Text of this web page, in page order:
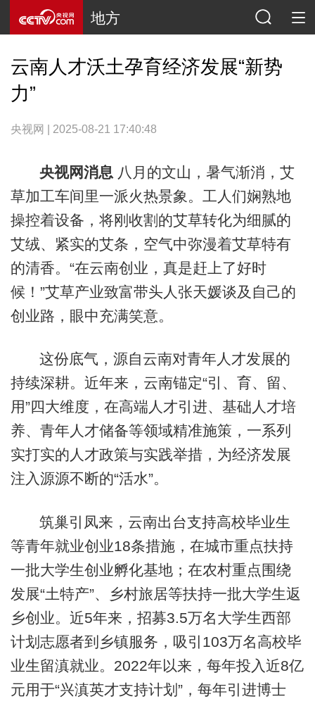
地方
云南人才沃土孕育经济发展“新势
力”
央视网 | 2025-08-21 17:40:48
央视网消息 八月的文山，暑气渐消，艾
草加工车间里一派火热景象。工人们娴熟地
操控着设备，将刚收割的艾草转化为细腻的
艾绒、紧实的艾条，空气中弥漫着艾草特有
的清香。“在云南创业，真是赶上了好时
候！”艾草产业致富带头人张天媛谈及自己的
创业路，眼中充满笑意。
这份底气，源自云南对青年人才发展的
持续深耕。近年来，云南锚定“引、育、留、
用”四大维度，在高端人才引进、基础人才培
养、青年人才储备等领域精准施策，一系列
实打实的人才政策与实践举措，为经济发展
注入源源不断的“活水”。
筑巢引凤来，云南出台支持高校毕业生
等青年就业创业18条措施，在城市重点扶持
一批大学生创业孵化基地；在农村重点围绕
发展“土特产”、乡村旅居等扶持一批大学生返
乡创业。近5年来，招募3.5万名大学生西部
计划志愿者到乡镇服务，吸引103万名高校毕
业生留滇就业。2022年以来，每年投入近8亿
元用于“兴滇英才支持计划”，每年引进博士